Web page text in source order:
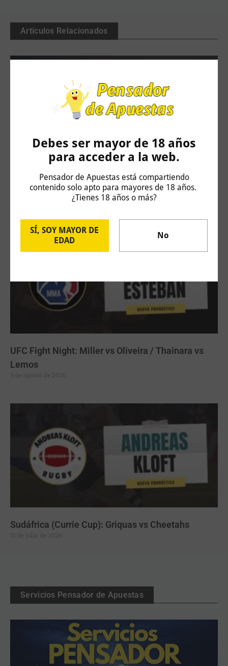
Debes ser mayor de 18 años
para acceder a la web.
Pensador de Apuestas está compartiendo
contenido solo apto para mayores de 18 años.
¿Tienes 18 años o más?
SÍ, SOY MAYOR DE
EDAD
No
Artículos Relacionados
Challenger Hagen: Carlos Taberner vs Juan
Bautista Torres
UFC Fight Night: Miller vs Oliveira / Thainara vs
Lemos
Sudáfrica (Currie Cup): Griquas vs Cheetahs
Servicios Pensador de Apuestas